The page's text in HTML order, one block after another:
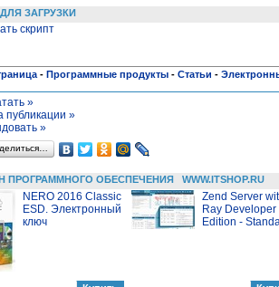
ЗАГРУЗКИ
скрипт
- Программные продукты - Статьи -
»
публикации »
»
ПРОГРАММНОГО ОБЕСПЕЧЕНИЯ WWW.ITSHOP.RU
NERO 2016 Classic
ESD. Электронный
ключ
Zend Server
Ray Developer
Edition -